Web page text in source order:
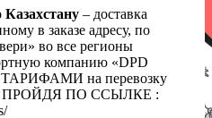
Казахстану – доставка
в заказе адресу, по
во все регионы
компанию «DPD
ТАРИФАМИ на перевозку
ПРОЙДЯ ПО ССЫЛКЕ :